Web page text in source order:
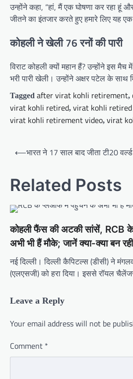
उन्होंने कहा, “हां, मैं एक घोषणा कर रहा
जीतने का इंतजार करते हुए हमारे लिए यह
कोहली ने खेली 76 रनों की पारी
विराट कोहली क्यों महान हैं? उन्होंने इस
भरी पारी खेली। उन्होंने अक्षर पटेल के साथ
Tagged after virat kohli retirement,
virat kohli retired, virat kohli
virat kohli retirement video, virat
Post
⟵भारत ने 17 साल बाद जीता टी20
Related Posts
कोहली फैंस की अटकी सांसें, RCB
अभी भी हैं मौके; जानें क्या-क्या बन
नई दिल्ली। दिल्ली कैपिटल्स (डीसी) ने
(एलएसजी) को हरा दिया। इससे रॉयल
Leave a Reply
Your email address will not be
Comment *